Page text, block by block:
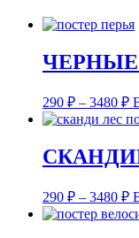
ЧЕРНЫЕ
290 ₽ – 3480 ₽
290 ₽ – 3480 ₽